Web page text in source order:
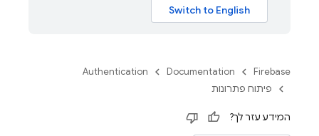
Firebase
Documentation
Authentication
פיתוח פתרונות
המידע עזר לך?